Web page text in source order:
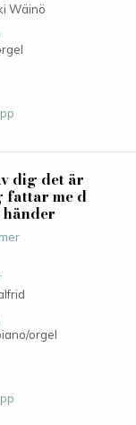
Wäinö
dig det är
me d
händer
orgel